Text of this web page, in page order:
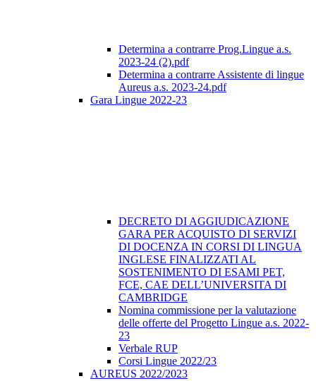
Determina a contrarre Prog.Lingue a.s.
2023-24 (2).pdf
Determina a contrarre Assistente di lingue
Aureus a.s. 2023-24.pdf
Gara Lingue 2022-23
DECRETO DI AGGIUDICAZIONE
GARA PER ACQUISTO DI SERVIZI
DI DOCENZA IN CORSI DI LINGUA
INGLESE FINALIZZATI AL
SOSTENIMENTO DI ESAMI PET,
FCE, CAE DELL’UNIVERSITA DI
CAMBRIDGE
Nomina commissione per la valutazione
delle offerte del Progetto Lingue a.s. 2022-
23
Verbale RUP
Corsi Lingue 2022/23
AUREUS 2022/2023